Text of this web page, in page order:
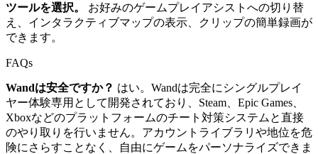
ツールを選択。
お好みのゲームプレイアシストへの切り替
え、インタラクティブマップの表示、クリップの簡単録画が
できます。
FAQs
Wandは安全ですか？ はい。Wandは完全にシングルプレイ
ヤー体験専用として開発されており、Steam、Epic Games、
Xboxなどのプラットフォームのチート対策システムと直接
のやり取りを行いません。アカウントライブラリや地位を危
険にさらすことなく、自由にゲームをパーソナライズできま